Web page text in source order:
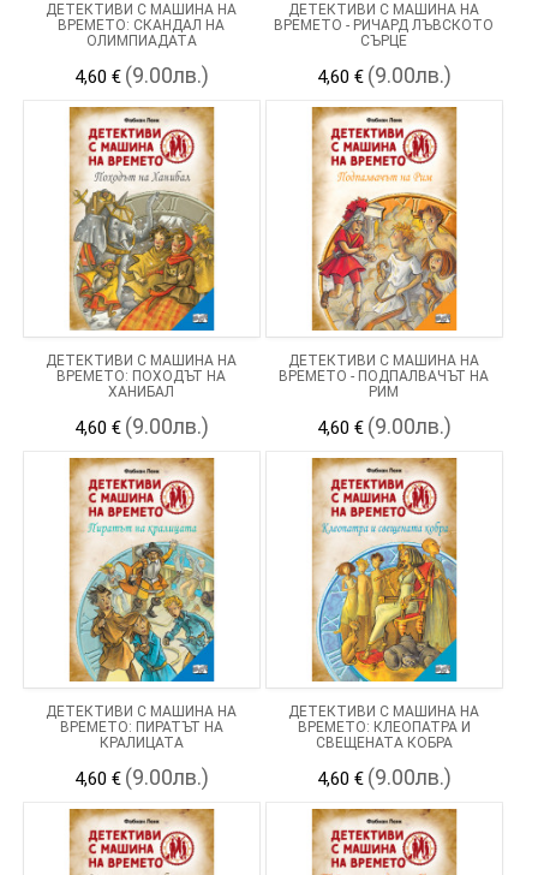
ДЕТЕКТИВИ С МАШИНА НА
ВРЕМЕТО: СКАНДАЛ НА
ОЛИМПИАДАТА
4,60 € (9.00лв.)
ДЕТЕКТИВИ С МАШИНА НА
ВРЕМЕТО - РИЧАРД ЛЪВСКОТО
СЪРЦЕ
4,60 € (9.00лв.)
ДЕТЕКТИВИ С МАШИНА НА
ВРЕМЕТО: ПОХОДЪТ НА
ХАНИБАЛ
4,60 € (9.00лв.)
ДЕТЕКТИВИ С МАШИНА НА
ВРЕМЕТО - ПОДПАЛВАЧЪТ НА
РИМ
4,60 € (9.00лв.)
ДЕТЕКТИВИ С МАШИНА НА
ВРЕМЕТО: ПИРАТЪТ НА
КРАЛИЦАТА
4,60 € (9.00лв.)
ДЕТЕКТИВИ С МАШИНА НА
ВРЕМЕТО: КЛЕОПАТРА И
СВЕЩЕНАТА КОБРА
4,60 € (9.00лв.)